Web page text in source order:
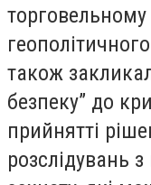
також
безпеку” до
прийнятті
розслідувань